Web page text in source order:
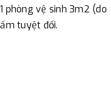
phòng vệ sinh 3m2 (do
tuyệt đối.